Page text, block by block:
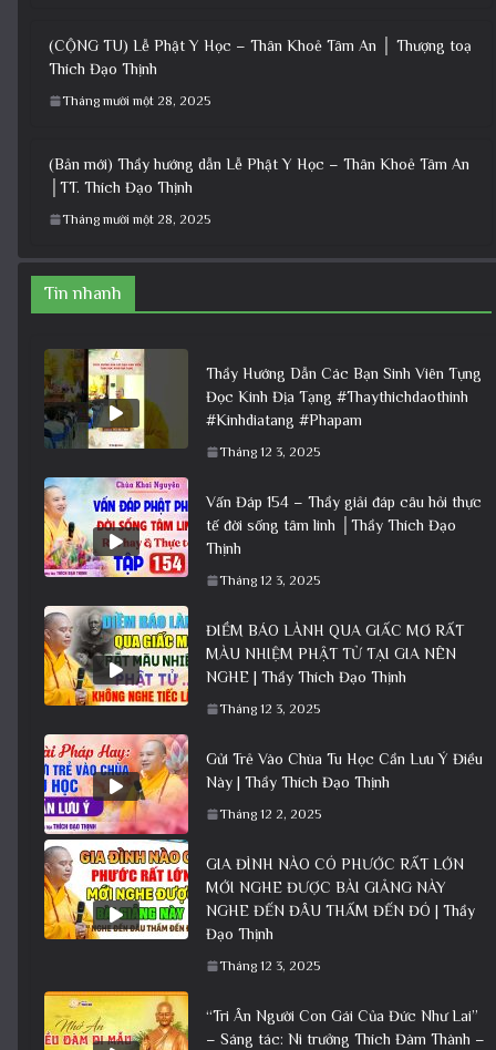
(CỘNG TU) Lễ Phật Y Học – Thân Khoẻ Tâm An │ Thượng toạ
Thích Đạo Thịnh
Tháng mười một 28, 2025
(Bản mới) Thầy hướng dẫn Lễ Phật Y Học – Thân Khoẻ Tâm An
│TT. Thích Đạo Thịnh
Tháng mười một 28, 2025
Tin nhanh
Thầy Hướng Dẫn Các Bạn Sinh Viên Tụng
Đọc Kinh Địa Tạng #Thaythichdaothinh
#Kinhdiatang #Phapam
Tháng 12 3, 2025
Vấn Đáp 154 – Thầy giải đáp câu hỏi thực
tế đời sống tâm linh │Thầy Thích Đạo
Thịnh
Tháng 12 3, 2025
ĐIỀM BÁO LÀNH QUA GIẤC MƠ RẤT
MÀU NHIỆM PHẬT TỬ TẠI GIA NÊN
NGHE | Thầy Thích Đạo Thịnh
Tháng 12 3, 2025
Gửi Trẻ Vào Chùa Tu Học Cần Lưu Ý Điều
Này | Thầy Thích Đạo Thịnh
Tháng 12 2, 2025
GIA ĐÌNH NÀO CÓ PHƯỚC RẤT LỚN
MỚI NGHE ĐƯỢC BÀI GIẢNG NÀY
NGHE ĐẾN ĐÂU THẤM ĐẾN ĐÓ | Thầy
Đạo Thịnh
Tháng 12 3, 2025
“Tri Ân Người Con Gái Của Đức Như Lai”
– Sáng tác: Ni trưởng Thích Đàm Thành –